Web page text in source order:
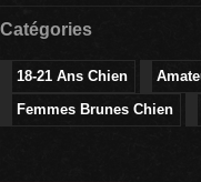
Catégories
18-21 Ans Chien
Femmes Brunes Chien